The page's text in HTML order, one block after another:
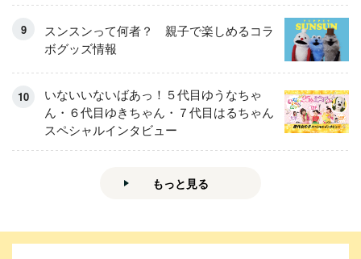
スンスンって何者？ 親子で楽しめるコラ
ボグッズ情報
いないいないばあっ！５代目ゆうなちゃ
ん・６代目ゆきちゃん・７代目はるちゃん
スペシャルインタビュー
もっと見る